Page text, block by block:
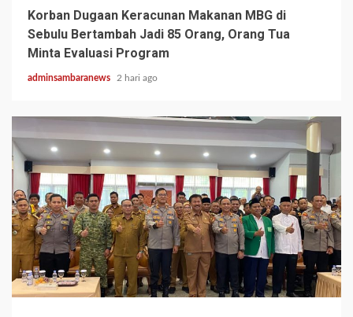
Korban Dugaan Keracunan Makanan MBG di
Sebulu Bertambah Jadi 85 Orang, Orang Tua
Minta Evaluasi Program
adminsambaranews 2 hari ago
2 min read